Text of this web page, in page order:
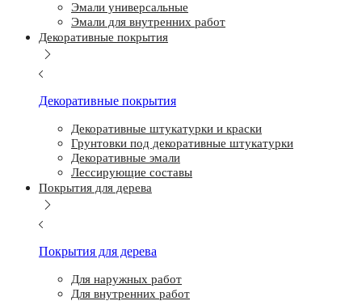
Эмали универсальные
Эмали для внутренних работ
Декоративные покрытия
Декоративные покрытия
Декоративные штукатурки и краски
Грунтовки под декоративные штукатурки
Декоративные эмали
Лессирующие составы
Покрытия для дерева
Покрытия для дерева
Для наружных работ
Для внутренних работ